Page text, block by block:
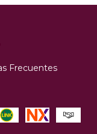
Frecuentes